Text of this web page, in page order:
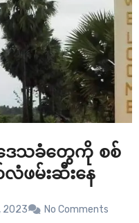
ေသခံတွေကို စစ်
ဖမ်းဆီးနေ
2023 No Comments